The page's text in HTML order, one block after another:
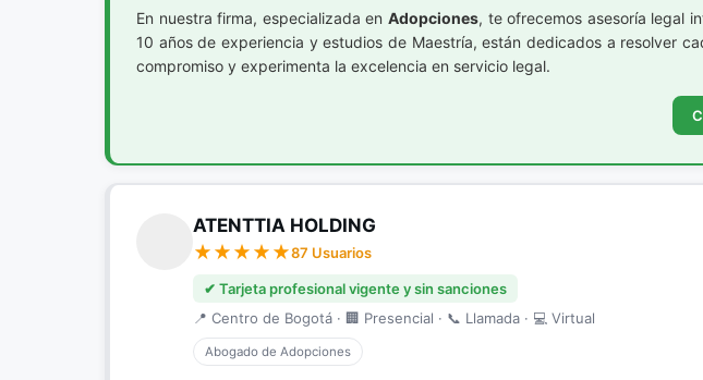
En nuestra firma, especializada en Adopciones, te ofrecemos asesoría legal
10 años de experiencia y estudios de Maestría, están dedicados a resolver
compromiso y experimenta la excelencia en servicio legal.
ATENTTIA HOLDING
87 Usuarios
✔ Tarjeta profesional vigente y sin sanciones
📍 Centro de Bogotá · 🏢 Presencial · 📞 Llamada · 💻 Virtual
Abogado de Adopciones